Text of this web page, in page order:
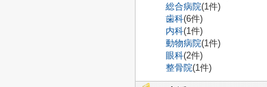
総合病院(1件)
歯科(6件)
内科(1件)
動物病院(1件)
眼科(2件)
整骨院(1件)